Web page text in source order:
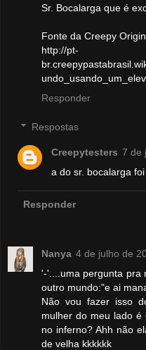
Sr. Bocalarga que é
Fonte da Creepy
http://pt-
Responder
Respostas
Creepytesters 7 de
a do sr. bocalarga
Responder
Nanya 4 de julho de
'-'....uma pergunta pra
outro mundo:"e ai
Não vou fazer isso
mulher do meu lado
no inferno? Ahh não
de velha kkkkkk